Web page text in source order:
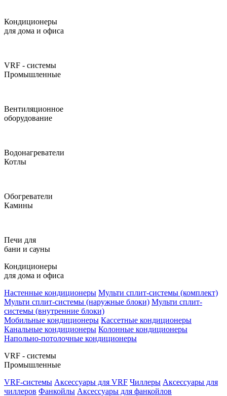
Кондиционеры
для дома и офиса
VRF - системы
Промышленные
Вентиляционное
оборудование
Водонагреватели
Котлы
Обогреватели
Камины
Печи для
бани и сауны
Кондиционеры
для дома и офиса
Настенные кондиционеры Мульти сплит-системы (комплект)
Мульти сплит-системы (наружные блоки) Мульти сплит-
системы (внутренние блоки)
Мобильные кондиционеры Кассетные кондиционеры
Канальные кондиционеры Колонные кондиционеры
Напольно-потолочные кондиционеры
VRF - системы
Промышленные
VRF-системы Аксессуары для VRF Чиллеры Аксессуары для
чиллеров Фанкойлы Аксессуары для фанкойлов